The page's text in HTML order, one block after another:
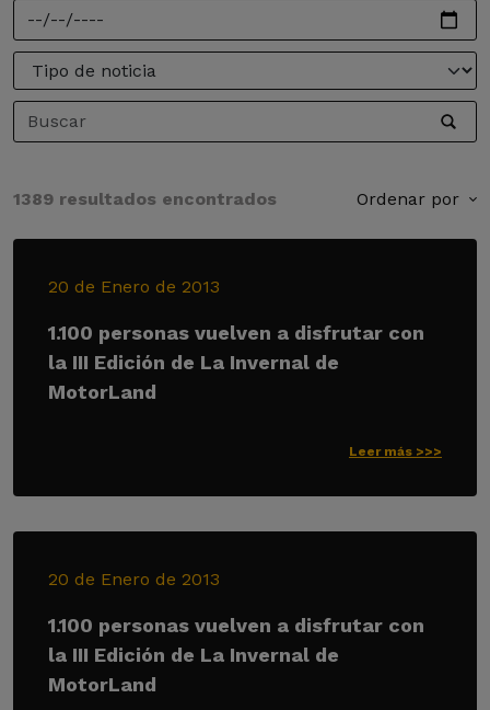
1389 resultados encontrados Ordenar por
20 de Enero de 2013
1.100 personas vuelven a disfrutar con
la III Edición de La Invernal de
MotorLand
Leer más >>>
20 de Enero de 2013
1.100 personas vuelven a disfrutar con
la III Edición de La Invernal de
MotorLand